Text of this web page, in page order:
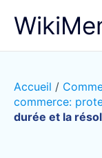
Accueil /
commerce:
durée et la